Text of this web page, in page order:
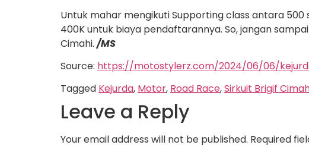
Untuk mahar mengikuti Supporting class antara
400K untuk biaya pendaftarannya. So, jangan
Cimahi. /MS
Source: https://motostylerz.com/2024/06/06/
Tagged Kejurda, Motor, Road Race,Sirkuit Brigif
Leave a Reply
Your email address will not be published. Required